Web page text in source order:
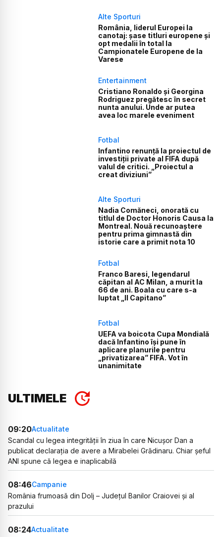
Alte Sporturi
România, liderul Europei la
canotaj: șase titluri europene și
opt medalii în total la
Campionatele Europene de la
Varese
Entertainment
Cristiano Ronaldo și Georgina
Rodriguez pregătesc în secret
nunta anului. Unde ar putea
avea loc marele eveniment
Fotbal
Infantino renunță la proiectul de
investiții private al FIFA după
valul de critici. „Proiectul a
creat diviziuni”
Alte Sporturi
Nadia Comăneci, onorată cu
titlul de Doctor Honoris Causa la
Montreal. Nouă recunoaștere
pentru prima gimnastă din
istorie care a primit nota 10
Fotbal
Franco Baresi, legendarul
căpitan al AC Milan, a murit la
66 de ani. Boala cu care s-a
luptat „Il Capitano”
Fotbal
UEFA va boicota Cupa Mondială
dacă Infantino își pune în
aplicare planurile pentru
„privatizarea” FIFA. Vot în
unanimitate
ULTIMELE
09:20Actualitate
Scandal cu legea integrității în ziua în care Nicușor Dan a
publicat declarația de avere a Mirabelei Grădinaru. Chiar șeful
ANI spune că legea e inaplicabilă
08:46Campanie
România frumoasă din Dolj – Județul Banilor Craiovei și al
prazului
08:24Actualitate